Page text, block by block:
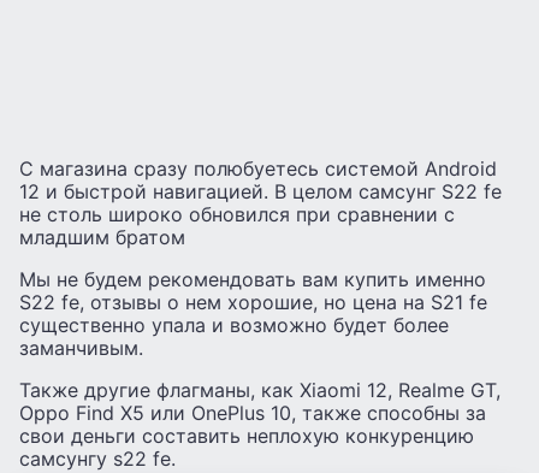
С магазина сразу полюбуетесь системой Android
12 и быстрой навигацией. В целом самсунг S22 fe
не столь широко обновился при сравнении с
младшим братом
Мы не будем рекомендовать вам купить именно
S22 fe, отзывы о нем хорошие, но цена на S21 fe
существенно упала и возможно будет более
заманчивым.
Также другие флагманы, как Xiaomi 12, Realme GT,
Oppo Find X5 или OnePlus 10, также способны за
свои деньги составить неплохую конкуренцию
самсунгу s22 fe.